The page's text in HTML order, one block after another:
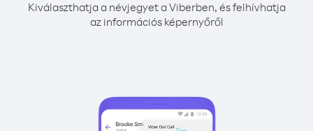
Kiválaszthatja a névjegyet a Viberben, és felhívhatja
az információs képernyőről